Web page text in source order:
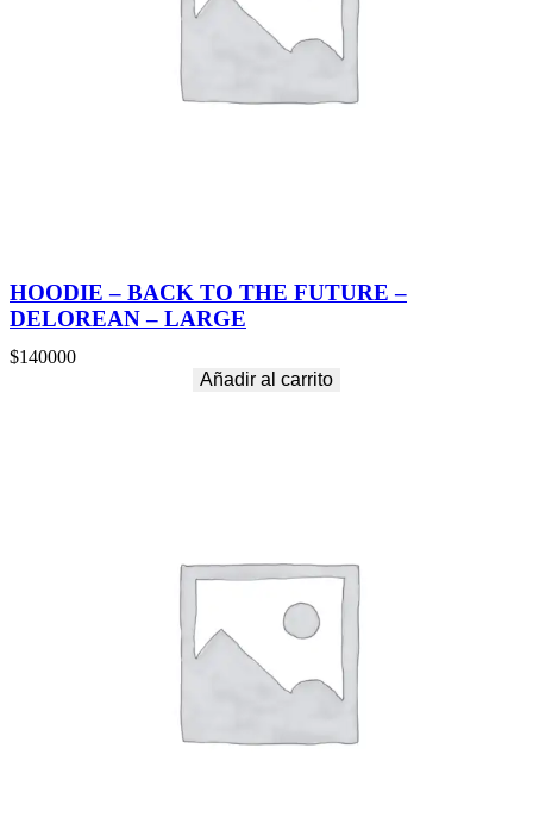
HOODIE – BACK TO THE FUTURE –
DELOREAN – LARGE
$140000
Añadir al carrito